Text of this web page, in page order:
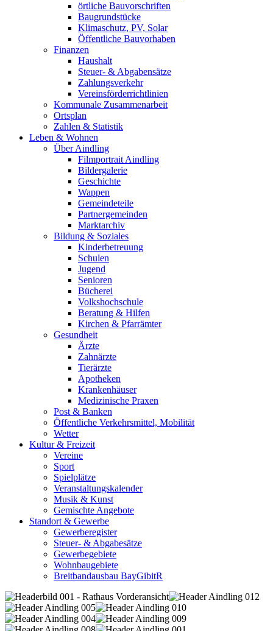
örtliche Bauvorschriften
Baugrundstücke
Klimaschutz, PV, Solar
Öffentliche Bauvorhaben
Finanzen
Haushalt
Steuer- & Abgabensätze
Zahlungsverkehr
Vereinsförderrichtlinien
Kommunale Zusammenarbeit
Ortsplan
Zahlen & Statistik
Leben & Wohnen
Über Aindling
Filmportrait Aindling
Bildergalerie
Geschichte
Wappen
Gemeindeteile
Partnergemeinden
Marktarchiv
Bildung & Soziales
Kinderbetreuung
Schulen
Jugend
Senioren
Bücherei
Volkshochschule
Beratung & Hilfen
Kirchen & Pfarrämter
Gesundheit
Ärzte
Zahnärzte
Tierärzte
Apotheken
Krankenhäuser
Medizinische Praxen
Post & Banken
Öffentliche Verkehrsmittel, Mobilität
Wetter
Kultur & Freizeit
Vereine
Sport
Spielplätze
Veranstaltungskalender
Musik & Kunst
Gemischte Angebote
Standort & Gewerbe
Gewerberegister
Steuer- & Abgabesätze
Gewerbegebiete
Wohnbaugebiete
Breitbandausbau BayGibitR